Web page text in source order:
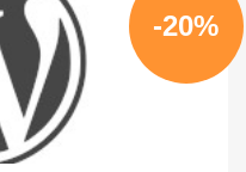
-20%